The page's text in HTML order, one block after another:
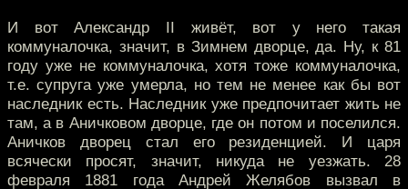
И вот Александр II живёт, вот у него такая
коммуналочка, значит, в Зимнем дворце, да. Ну, к 81
году уже не коммуналочка, хотя тоже коммуналочка,
т.е. супруга уже умерла, но тем не менее как бы вот
наследник есть. Наследник уже предпочитает жить не
там, а в Аничковом дворце, где он потом и поселился.
Аничков дворец стал его резиденцией. И царя
всячески просят, значит, никуда не уезжать. 28
февраля 1881 года Андрей Желябов вызвал в